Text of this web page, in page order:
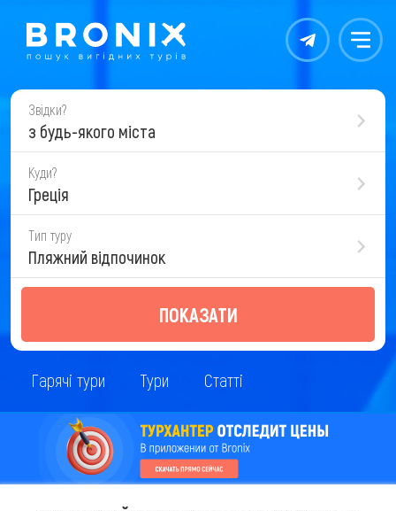
Контакты Меню
Звідки?
з будь-якого міста
Куди?
Греція
Тип туру
Пляжний відпочинок
ПОКАЗАТИ
Гарячі тури Тури Статті